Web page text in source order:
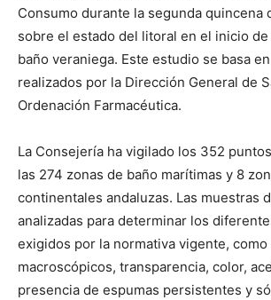
Consumo durante la segunda quincena
sobre el estado del litoral en el inicio
baño veraniega. Este estudio se basa
realizados por la Dirección General de
Ordenación Farmacéutica.
La Consejería ha vigilado los 352
las 274 zonas de baño marítimas y 8
continentales andaluzas. Las muestras
analizadas para determinar los
exigidos por la normativa vigente, como
macroscópicos, transparencia, color,
presencia de espumas persistentes y